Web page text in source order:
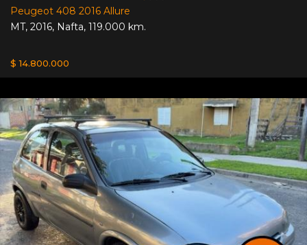
Peugeot 408 2016 Allure
MT, 2016, Nafta, 119.000 km.
$ 14.800.000